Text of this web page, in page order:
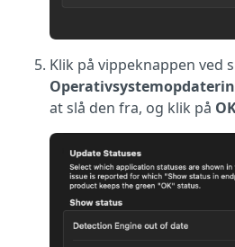
Klik på vippeknappen ved
at slå den fra, og klik på